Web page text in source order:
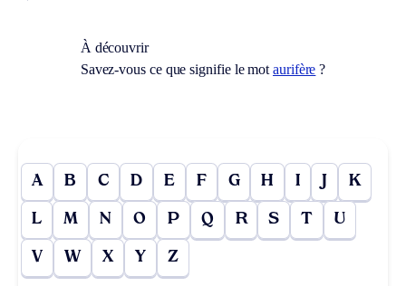
À découvrir
Savez-vous ce que signifie le motaurifère ?
A B C D E F G H I J K
L M N O P Q R S T U
V W X Y Z